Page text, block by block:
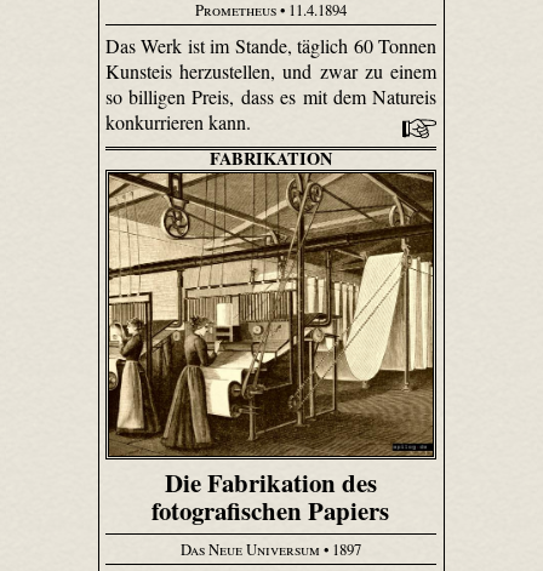
Prometheus• 11.4.1894
Das Werk ist im Stande, täglich 60 Tonnen
Kunsteis herzustellen, und zwar zu einem
so billigen Preis, dass es mit dem Natureis
konkurrieren kann.
FABRIKATION
Die Fabrikation des
fotografischen Papiers
Das Neue Universum• 1897